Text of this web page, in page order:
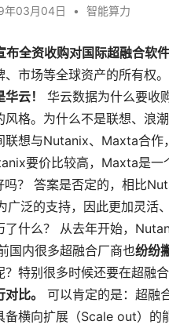
年03月04日 • 智能算力
布全资收购对国际超融合软
、市场等全球资产的所有权
云！
华云数据为什么要收
风格。为什么不是联想、浪
联想与Nutanix、Maxta合
要价比较高，Maxta是
？ 答案是否定的，相比
广泛的支持，因此更加灵活
了什么？ 从去年开始，
国内很多超融合厂商也纷纷
特别很多时候还要在超融
比。
可以肯定的是：超融
备横向扩展（Scale out）